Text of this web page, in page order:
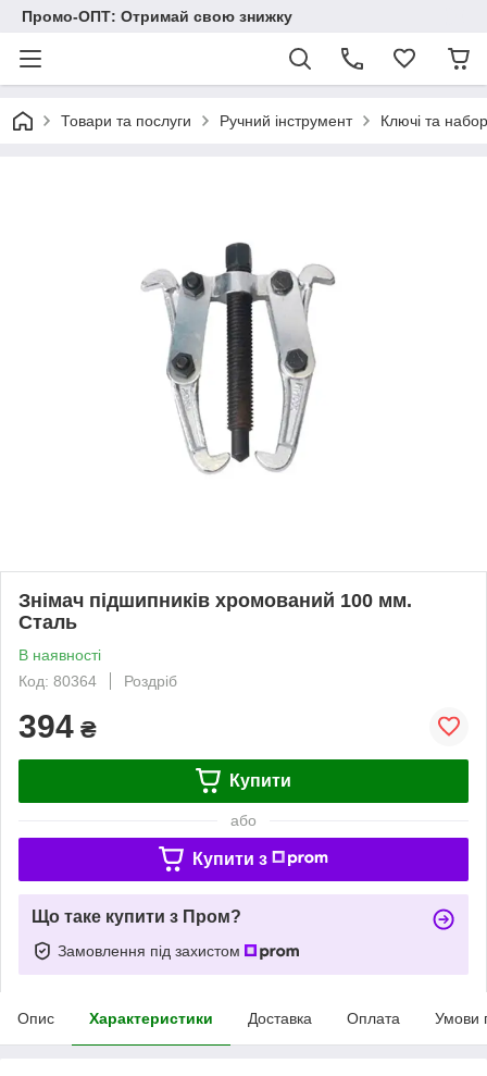
Промо-ОПТ: Отримай свою знижку
Товари та послуги Ручний інструмент Ключі та
Знімач підшипників хромований 100 мм.
Сталь
В наявності
Код: 80364
Роздріб
394 ₴
Купити
або
Купити з
Що таке купити з Пром?
Замовлення під захистом
Опис Характеристики Доставка Оплата Умови